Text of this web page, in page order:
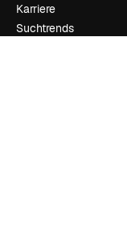
Karriere
Suchtrends